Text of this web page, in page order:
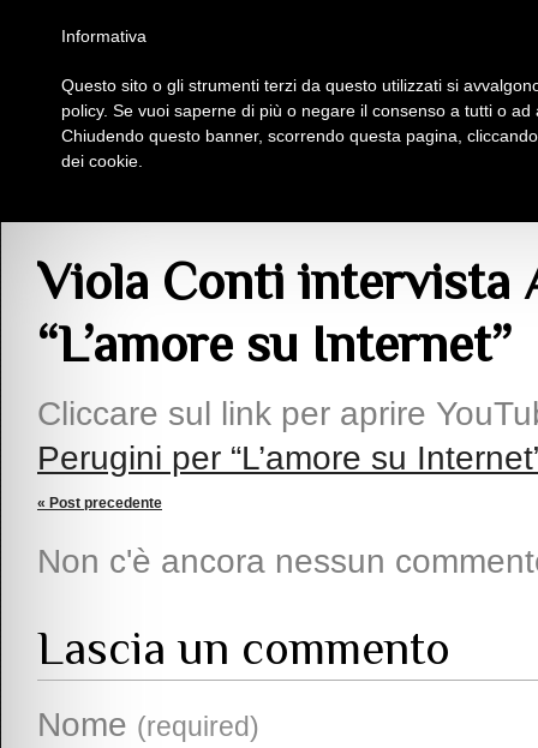
Insieme Per La Cultura
Viola Conti intervista
“L’amore su Internet”
Cliccare sul link per aprire
Perugini per “L’amore su
« Post precedente
Non c'è ancora nessun
Lascia un commento
Nome (required)
Informativa
Questo sito o gli strumenti terzi da questo utilizzati si
policy. Se vuoi saperne di più o negare il consenso a tutti o
Chiudendo questo banner, scorrendo questa pagina,
dei cookie.